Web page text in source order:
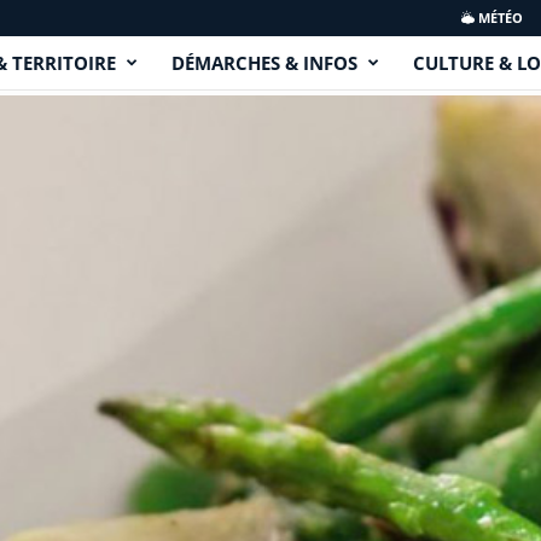
MÉTÉO
TERRITOIRE DÉMARCHES & INFOS CULTURE &